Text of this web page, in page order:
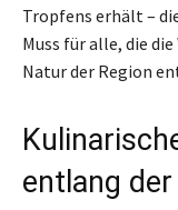
Tropfens erhält –
Muss für alle, die
Natur der Region
entlang